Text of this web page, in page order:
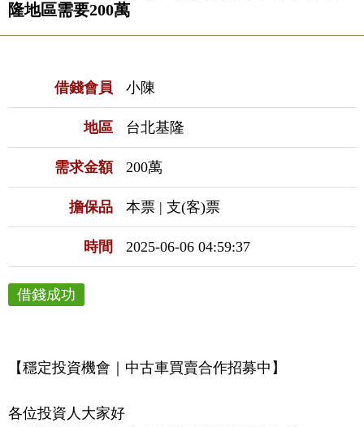
隆地區需要200萬
借錢會員 小陳
地區 台北基隆
需求金額 200萬
擔保品 本票 | 支(客)票
時間 2025-06-06 04:59:37
借錢成功
【穩定投資機會｜中古車買賣合作招募中】
各位投資人大家好